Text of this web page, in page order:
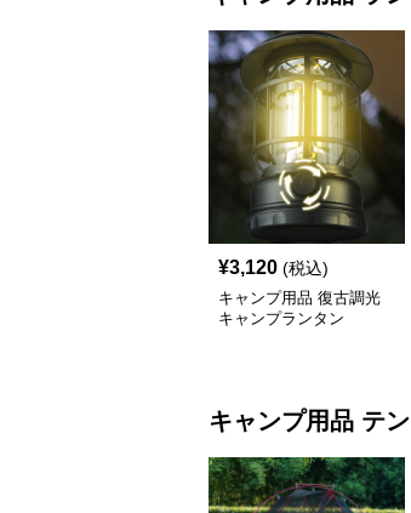
¥3,120 (税込)
キャンプ用品 復古調光
キャンプランタン
キャンプ用品 テ